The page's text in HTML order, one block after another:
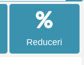
Reduceri